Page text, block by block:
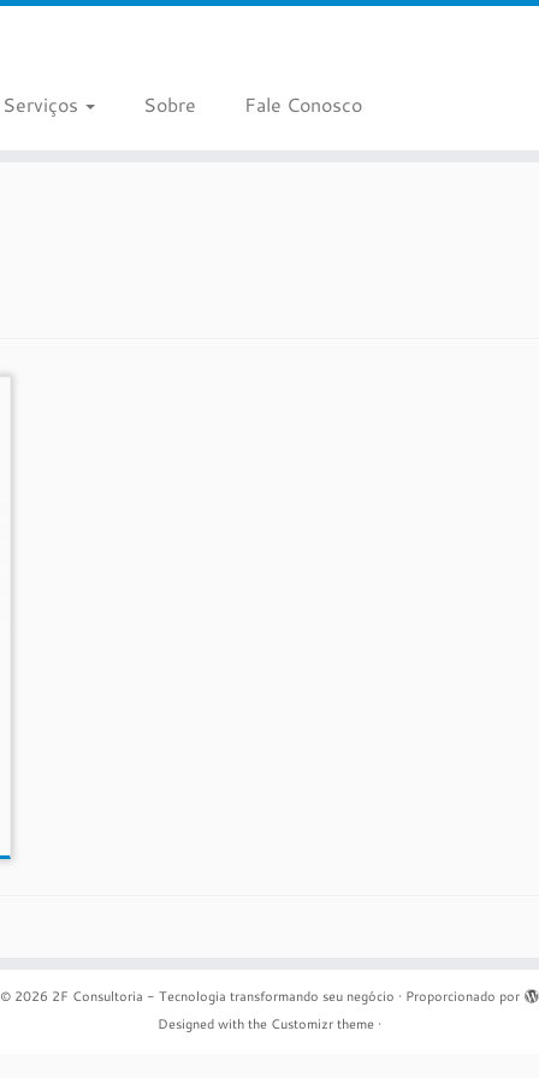
Serviços Sobre Fale Conosco
© 2026 2F Consultoria - Tecnologia transformando seu negócio · Proporcionado por
Designed with the Customizr theme ·